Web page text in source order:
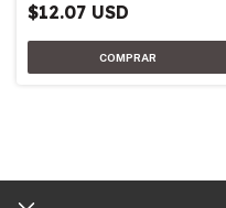
$12.07 USD